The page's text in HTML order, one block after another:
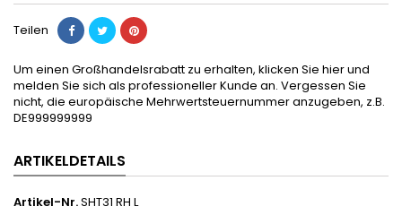
Teilen
Um einen Großhandelsrabatt zu erhalten, klicken Sie hier und
melden Sie sich als professioneller Kunde an. Vergessen Sie
nicht, die europäische Mehrwertsteuernummer anzugeben, z.B.
DE999999999
ARTIKELDETAILS
Artikel-Nr.SHT31 RH L